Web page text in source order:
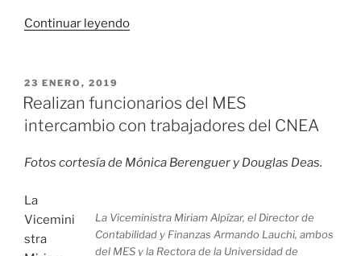
Continuar leyendo«Obtiene
grado
científico
Doctora
Económicas»
PUBLICADO
EL
23 ENERO, 2019
Realizan funcionarios del MES
intercambio con trabajadores del CNEA
Fotos cortesía de Mónica Berenguer y Douglas Deas.
La Viceministra Miriam Alpízar, el Director de
Contabilidad y Finanzas Armando Lauchi, ambos
del MES y la Rectora de la Universidad de
La
Vicemini
stra